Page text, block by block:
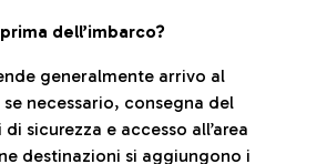
dell’imbarco?
generalmente arrivo al
necessario, consegna del
sicurezza e accesso all’area
destinazioni si aggiungono i